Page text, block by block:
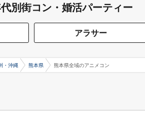
別街コン・婚活パーティー
アラサー
・沖縄 熊本県 熊本県全域のアニメコン